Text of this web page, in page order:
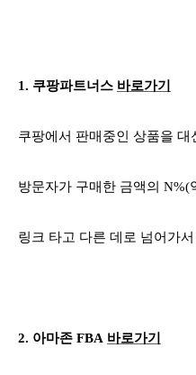
1. 쿠팡파트너스 바로가기
쿠팡에서 판매중인 상품을 대
방문자가 구매한 금액의 N%(
링크 타고 다른 데로 넘어가
2. 아마존 FBA 바로가기